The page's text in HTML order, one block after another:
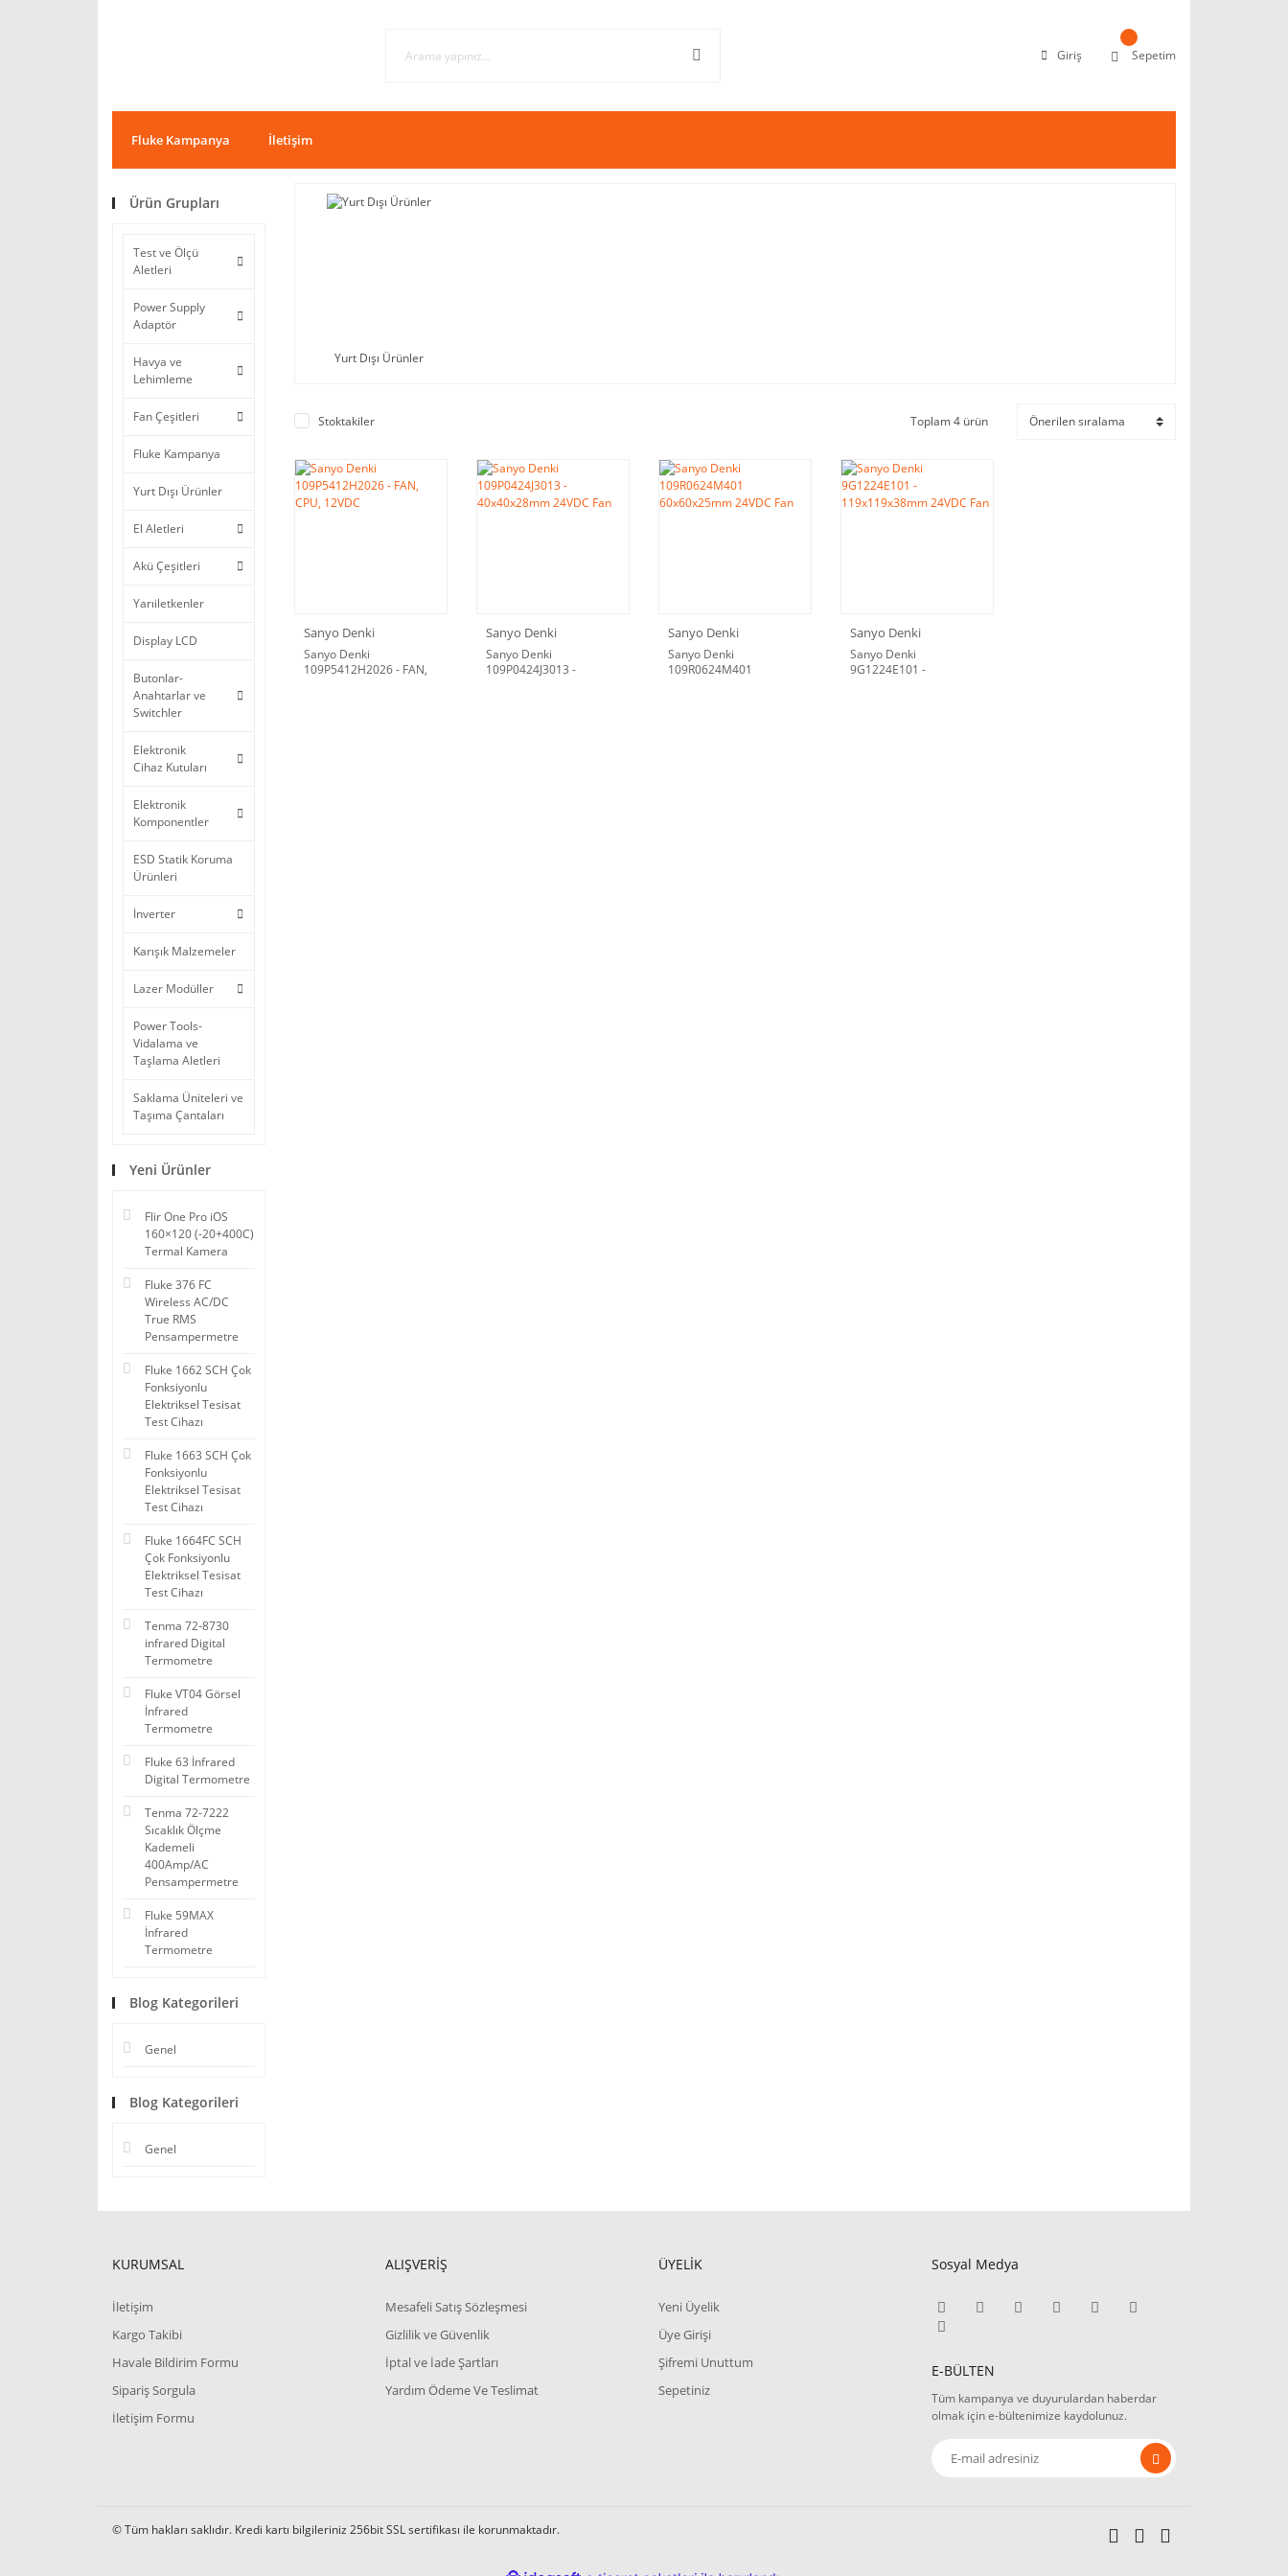
Giriş Sepetim
Fluke Kampanya İletişim
Ürün Grupları
Test ve Ölçü
Aletleri
Power Supply
Adaptör
Havya ve
Lehimleme
Fan Çeşitleri
Fluke Kampanya
Yurt Dışı Ürünler
El Aletleri
Akü Çeşitleri
Yarıiletkenler
Display LCD
Butonlar-
Anahtarlar ve
Switchler
Elektronik
Cihaz Kutuları
Elektronik
Komponentler
ESD Statik Koruma
Ürünleri
İnverter
Karışık Malzemeler
Lazer Modüller
Power Tools-
Vidalama ve
Taşlama Aletleri
Saklama Üniteleri ve
Taşıma Çantaları
Yeni Ürünler
Flir One Pro iOS
160×120 (-20+400C)
Termal Kamera
Fluke 376 FC
Wireless AC/DC
True RMS
Pensampermetre
Fluke 1662 SCH Çok
Fonksiyonlu
Elektriksel Tesisat
Test Cihazı
Fluke 1663 SCH Çok
Fonksiyonlu
Elektriksel Tesisat
Test Cihazı
Fluke 1664FC SCH
Çok Fonksiyonlu
Elektriksel Tesisat
Test Cihazı
Tenma 72-8730
infrared Digital
Termometre
Fluke VT04 Görsel
İnfrared
Termometre
Fluke 63 İnfrared
Digital Termometre
Tenma 72-7222
Sıcaklık Ölçme
Kademeli
400Amp/AC
Pensampermetre
Fluke 59MAX
İnfrared
Termometre
Blog Kategorileri
Genel
Blog Kategorileri
Genel
Yurt Dışı Ürünler
Stoktakiler Toplam 4 ürün
Sanyo Denki
Sanyo Denki
109P5412H2026 - FAN,
Sanyo Denki
Sanyo Denki
109P0424J3013 -
Sanyo Denki
Sanyo Denki
109R0624M401
Sanyo Denki
Sanyo Denki
9G1224E101 -
KURUMSAL
İletişim
Kargo Takibi
Havale Bildirim Formu
Sipariş Sorgula
İletişim Formu
ALIŞVERİŞ
Mesafeli Satış Sözleşmesi
Gizlilik ve Güvenlik
İptal ve İade Şartları
Yardım Ödeme Ve Teslimat
ÜYELİK
Yeni Üyelik
Üye Girişi
Şifremi Unuttum
Sepetiniz
Sosyal Medya
E-BÜLTEN
Tüm kampanya ve duyurulardan haberdar
olmak için e-bültenimize kaydolunuz.
© Tüm hakları saklıdır. Kredi kartı bilgileriniz 256bit SSL sertifikası ile korunmaktadır.